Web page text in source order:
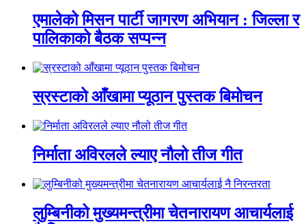
एमालेको मिसन पार्टी जागरण अभियान : जिल्ला र
पालिकाको बैठक सप्पन्न
स्रस्टाको आँखामा प्यूठान पुस्तक बिमोचन
निर्माता अविरलले ल्याए नौलो तीज गीत
लुम्बिनीको मुख्यमन्त्रीमा चेतनारायण आचार्यलाई